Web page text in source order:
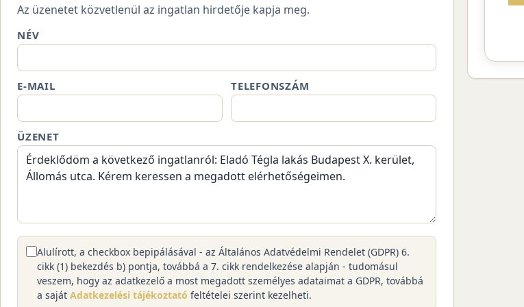
Az üzenetet közvetlenül az ingatlan hirdetője kapja meg.
NÉV
E-MAIL TELEFONSZÁM
ÜZENET
Alulírott, a checkbox bepipálásával - az Általános Adatvédelmi Rendelet (GDPR) 6.
cikk (1) bekezdés b) pontja, továbbá a 7. cikk rendelkezése alapján - tudomásul
veszem, hogy az adatkezelő a most megadott személyes adataimat a GDPR, továbbá
a saját Adatkezelési tájékoztató feltételei szerint kezelheti.